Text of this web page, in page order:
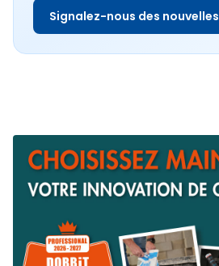
Signalez-nous des nouvelles